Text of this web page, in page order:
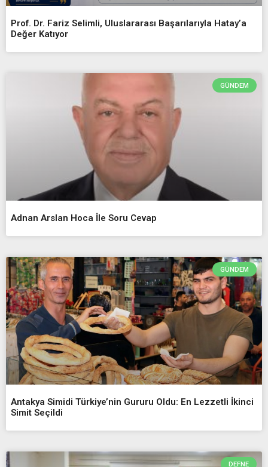
Prof. Dr. Fariz Selimli, Uluslararası Başarılarıyla Hatay’a
Değer Katıyor
GÜNDEM
Adnan Arslan Hoca İle Soru Cevap
GÜNDEM
Antakya Simidi Türkiye’nin Gururu Oldu: En Lezzetli İkinci
Simit Seçildi
DEFNE